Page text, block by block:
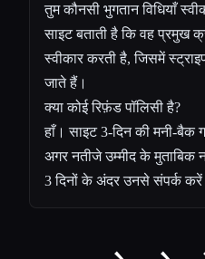
तुम कौनसी भुगतान विधियाँ
साइट बताती है कि वह प्रमुख
स्वीकार करती है, जिसमें
जाते हैं।
क्या कोई रिफ़ंड पॉलिसी है?
हाँ। साइट 3-दिन की मनी-बैक
अगर नतीजे उम्मीद के मुताबिक
3 दिनों के अंदर उनसे संपर्क